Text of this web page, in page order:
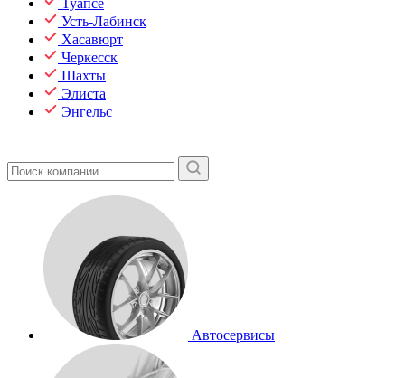
Туапсе
Усть-Лабинск
Хасавюрт
Черкесск
Шахты
Элиста
Энгельс
Автосервисы